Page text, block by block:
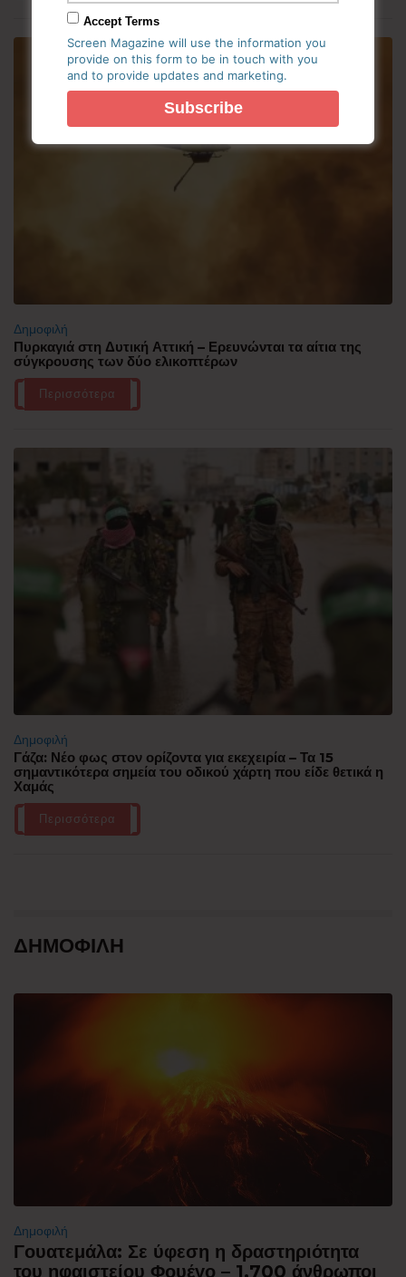
Δημοφιλή
Πυρκαγιά στη Δυτική Αττική – Ερευνώνται τα αίτια της
σύγκρουσης των δύο ελικοπτέρων
Περισσότερα
Δημοφιλή
Γάζα: Νέο φως στον ορίζοντα για εκεχειρία – Τα 15
σημαντικότερα σημεία του οδικού χάρτη που είδε θετικά η
Χαμάς
Περισσότερα
ΔΗΜΟΦΙΛΗ
Δημοφιλή
Γουατεμάλα: Σε ύφεση η δραστηριότητα
του ηφαιστείου Φουέγο – 1.700 άνθρωποι
Accept Terms
Screen Magazine will use the information you
provide on this form to be in touch with you
and to provide updates and marketing.